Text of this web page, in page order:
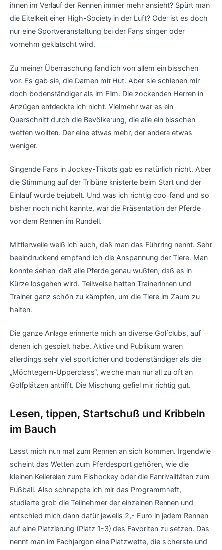
ihnen im Verlauf der Rennen immer mehr ansieht? Spürt man
die Eitelkeit einer High-Society in der Luft? Oder ist es doch
nur eine Sportveranstaltung bei der Fans singen oder
vornehm geklatscht wird.
Zu meiner Überraschung fand ich von allem ein bisschen
vor. Es gab sie, die Damen mit Hut. Aber sie schienen mir
doch bodenständiger als im Film. Die zockenden Herren in
Anzügen entdeckte ich nicht. Vielmehr war es ein
Querschnitt durch die Bevölkerung, die alle ein bisschen
wetten wollten. Der eine etwas mehr, der andere etwas
weniger.
Singende Fans in Jockey-Trikots gab es natürlich nicht. Aber
die Stimmung auf der Tribüne knisterte beim Start und der
Einlauf wurde bejubelt. Und was ich richtig cool fand und so
bisher noch nicht kannte, war die Präsentation der Pferde
vor dem Rennen im Rundell.
Mittlerweile weiß ich auch, daß man das Führring nennt. Sehr
beeindruckend empfand ich die Anspannung der Tiere. Man
konnte sehen, daß alle Pferde genau wußten, daß es in
Kürze losgehen wird. Teilweise hatten Trainerinnen und
Trainer ganz schön zu kämpfen, um die Tiere im Zaum zu
halten.
Die ganze Anlage erinnerte mich an diverse Golfclubs, auf
denen ich gespielt habe. Aktive und Publikum waren
allerdings sehr viel sportlicher und bodenständiger als die
„Möchtegern-Upperclass“, welche man nur all zu oft an
Golfplätzen antrifft. Die Mischung gefiel mir richtig gut.
Lesen, tippen, Startschuß und Kribbeln
im Bauch
Lasst mich nun mal zum Rennen an sich kommen. Irgendwie
scheint das Wetten zum Pferdesport gehören, wie die
kleinen Keilereien zum Eishockey oder die Fanrivalitäten zum
Fußball. Also schnappte ich mir das Programmheft,
studierte grob die Teilnehmer der einzelnen Rennen und
entschied mich dann dafür jeweils 2,- Euro in jedem Rennen
auf eine Platzierung (Platz 1-3) des Favoriten zu setzen. Das
nennt man im Fachjargon eine Platzwette, die sicherste und